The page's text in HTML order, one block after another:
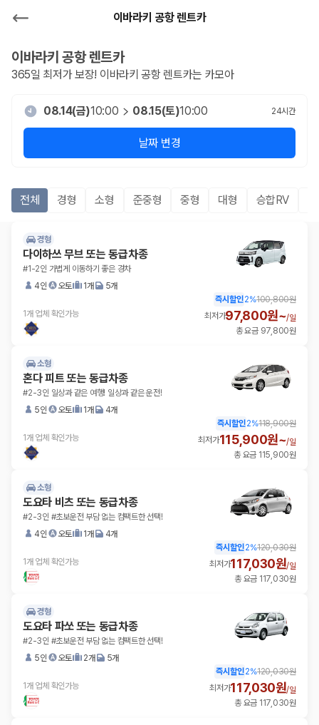
이바라키 공항 렌트카
이바라키 공항렌트카
365일 최저가 보장! 이바라키 공항 렌트카는 카모아
08.14(금)10:00 08.15(토)10:00 24시간
날짜 변경
전체 경형 소형 준중형 중형 대형 승합RV
경형
다이하쓰 무브 또는 동급차종
#1-2인 가볍게 이동하기 좋은 경차
4인
오토 1개 5개
1개 업체 확인가능
즉시할인2%100,800원
최저가97,800원~/일
총 요금 97,800원
소형
혼다 피트 또는 동급차종
#2-3인 일상과 같은 여행! 일상과 같은 운전!
5인
오토 1개 4개
1개 업체 확인가능
즉시할인2%118,900원
최저가115,900원~/일
총 요금 115,900원
소형
도요타 비츠 또는 동급차종
#2-3인 #초보운전 부담 없는 컴팩트한 선택!
4인
오토 1개 4개
1개 업체 확인가능
즉시할인2%120,030원
최저가117,030원/일
총 요금 117,030원
경형
도요타 파쏘 또는 동급차종
#2-3인 #초보운전 부담 없는 컴팩트한 선택!
5인
오토 2개 5개
1개 업체 확인가능
즉시할인2%120,030원
최저가117,030원/일
총 요금 117,030원